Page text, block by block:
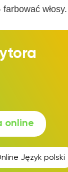
włosy.
online
Język polski